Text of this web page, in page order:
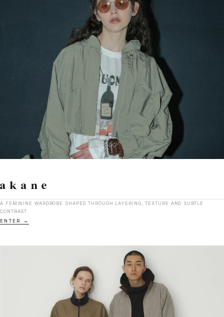
A FEMININE WARDROBE SHAPED THROUGH LAYERING, TEXTURE AND SUBTLE
CONTRAST.
ENTER